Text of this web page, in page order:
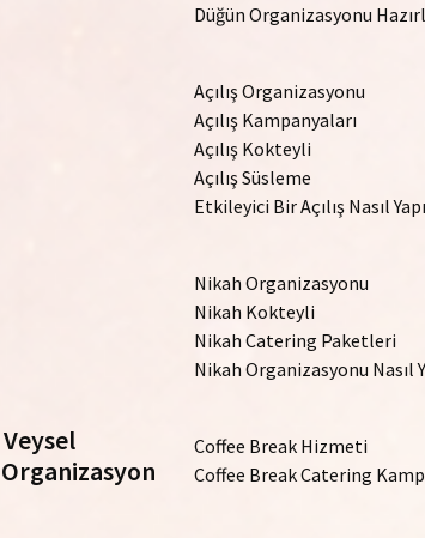
Organizasyon
Düğün Organizasyonu
Açılış Organizasyonu
Açılış Kampanyaları
Açılış Kokteyli
Açılış Süsleme
Etkileyici Bir Açılış Nasıl
Nikah Organizasyonu
Nikah Kokteyli
Nikah Catering Paketleri
Nikah Organizasyonu Nasıl
Coffee Break Hizmeti
Coffee Break Catering